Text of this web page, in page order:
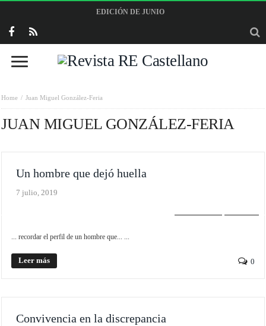
EDICIÓN DE JUNIO
Home Juan Miguel González-Feria
JUAN MIGUEL GONZÁLEZ-FERIA
Un hombre que dejó huella
7 julio, 2019
... recordar el perfil de un hombre que... ...
Leer más 0
Convivencia en la discrepancia